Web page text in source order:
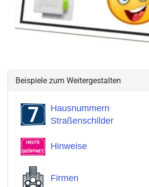
Beispiele zum Weitergestalten
Hausnummern
Straßenschilder
Hinweise
Firmen